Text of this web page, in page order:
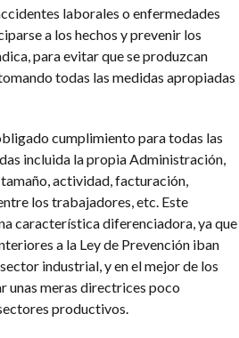
laborales o enfermedades
a los hechos y prevenir los
para evitar que se produzcan
todas las medidas apropiadas
cumplimiento para todas las
incluida la propia Administración,
actividad, facturación,
los trabajadores, etc. Este
característica diferenciadora, ya que
a la Ley de Prevención iban
industrial, y en el mejor de los
unas meras directrices poco
productivos.